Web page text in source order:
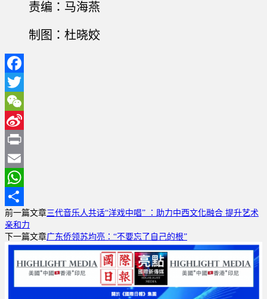
责编：马海燕
制图：杜晓姣
Facebook
Twitter
WeChat
Sina
Weibo
Print
Email
WhatsApp
分
享
前一篇文章三代音乐人共话“洋戏中唱” ：助力中西文化融合 提升艺术
亲和力
下一篇文章广东侨领苏均亮：“不要忘了自己的根”